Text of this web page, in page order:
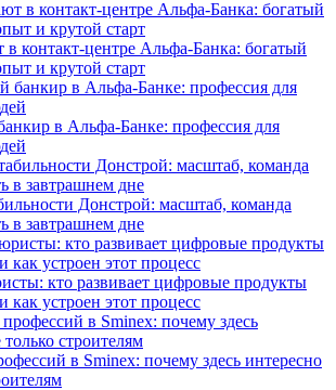
в контакт-центре Альфа-Банка: богатый
и крутой старт
в Альфа-Банке: профессия для
Донстрой: масштаб, команда
в завтрашнем дне
кто развивает цифровые продукты
как устроен этот процесс
в Sminex: почему здесь интересно